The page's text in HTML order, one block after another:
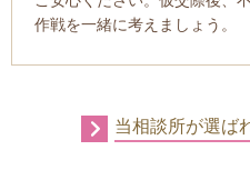
作戦を一緒に考えましょう。
当相談所が選ば